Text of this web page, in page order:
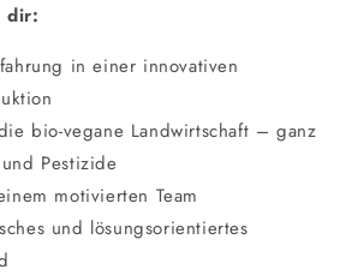
dir:
in einer innovativen
bio-vegane Landwirtschaft – ganz
Pestizide
motivierten Team
und lösungsorientiertes